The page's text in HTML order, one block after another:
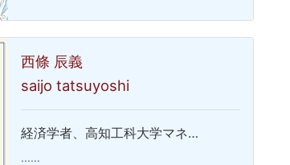
西條 辰義
saijo tatsuyoshi
経済学者、高知工科大学マネ…
……